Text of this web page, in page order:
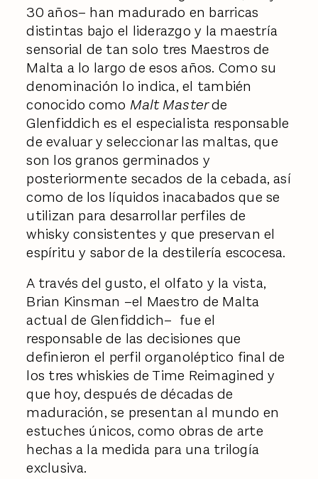
30 años– han madurado en barricas
distintas bajo el liderazgo y la maestría
sensorial de tan solo tres Maestros de
Malta a lo largo de esos años. Como su
denominación lo indica, el también
conocido como Malt Masterde
Glenfiddich es el especialista responsable
de evaluar y seleccionar las maltas, que
son los granos germinados y
posteriormente secados de la cebada, así
como de los líquidos inacabados que se
utilizan para desarrollar perfiles de
whisky consistentes y que preservan el
espíritu y sabor de la destilería escocesa.
A través del gusto, el olfato y la vista,
Brian Kinsman –el Maestro de Malta
actual de Glenfiddich– fue el
responsable de las decisiones que
definieron el perfil organoléptico final de
los tres whiskies de Time Reimagined y
que hoy, después de décadas de
maduración, se presentan al mundo en
estuches únicos, como obras de arte
hechas a la medida para una trilogía
exclusiva.